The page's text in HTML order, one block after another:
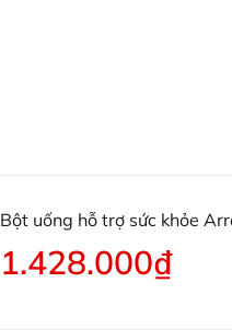
Bột uống hỗ trợ sức khỏe
1.428.000₫